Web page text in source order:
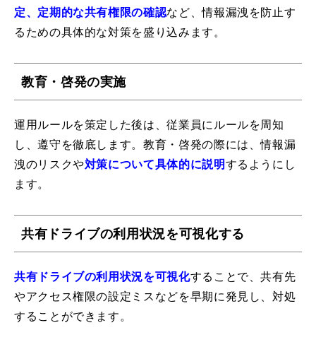
定、定期的な共有権限の確認など、情報漏洩を防止す
るための具体的な対策を盛り込みます。
教育・啓発の実施
運用ルールを策定した後は、従業員にルールを周知
し、遵守を徹底します。教育・啓発の際には、情報漏
洩のリスクや対策について具体的に説明するようにし
ます。
共有ドライブの利用状況を可視化する
共有ドライブの利用状況を可視化することで、共有先
やアクセス権限の設定ミスなどを早期に発見し、対処
することができます。